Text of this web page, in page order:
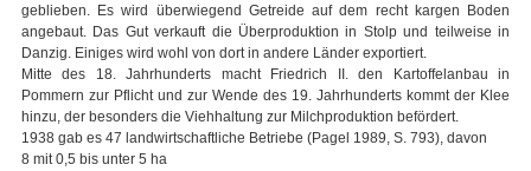
geblieben. Es wird überwiegend Getreide auf dem recht kargen Boden
angebaut. Das Gut verkauft die Überproduktion in Stolp und teilweise in
Danzig. Einiges wird wohl von dort in andere Länder exportiert.
Mitte des 18. Jahrhunderts macht Friedrich II. den Kartoffelanbau in
Pommern zur Pflicht und zur Wende des 19. Jahrhunderts kommt der Klee
hinzu, der besonders die Viehhaltung zur Milchproduktion befördert.
1938 gab es 47 landwirtschaftliche Betriebe (Pagel 1989, S. 793), davon
8 mit 0,5 bis unter 5 ha